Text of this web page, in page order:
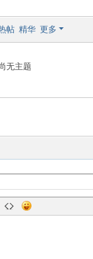
帖 精华 更多
无主题